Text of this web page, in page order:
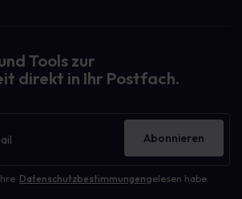
Tools zur
direkt in Ihr Postfach.
Datenschutzbestimmungengelesen habe.
Abonnieren